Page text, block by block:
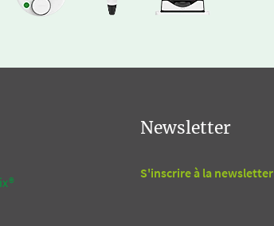
Newsletter
S'inscrire à la newsletter